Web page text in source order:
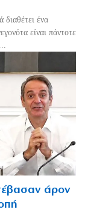
διαθέτει ένα
είναι πάντοτε
άρον